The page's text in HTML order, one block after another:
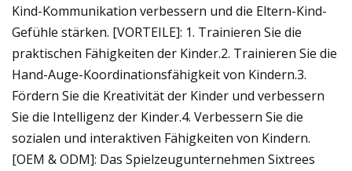
Kind-Kommunikation verbessern und die Eltern-Kind-
Gefühle stärken. [VORTEILE]: 1. Trainieren Sie die
praktischen Fähigkeiten der Kinder.2. Trainieren Sie die
Hand-Auge-Koordinationsfähigkeit von Kindern.3.
Fördern Sie die Kreativität der Kinder und verbessern
Sie die Intelligenz der Kinder.4. Verbessern Sie die
sozialen und interaktiven Fähigkeiten von Kindern.
[OEM & ODM]: Das Spielzeugunternehmen Sixtrees